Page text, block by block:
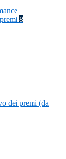
8
dei premi (da